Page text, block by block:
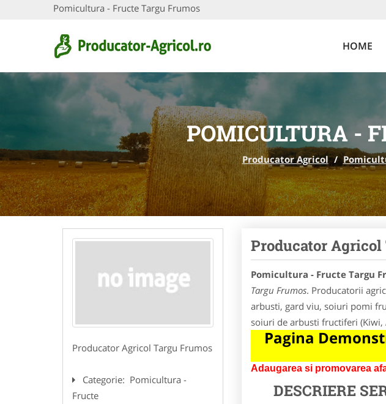
Pomicultura - Fructe Targu Frumos
HOME
POMICULTURA -
Producator Agricol /
Producator Agricol Targu Frumos
Categorie: Pomicultura -
Fructe
Producator Agricol
Pomicultura - Fructe Targu
Targu Frumos. Producatorii
arbusti, gard viu, soiuri pomi
soiuri de arbusti fructiferi (Kiwi,
Pagina
Adaugarea si promovarea
DESCRIERE